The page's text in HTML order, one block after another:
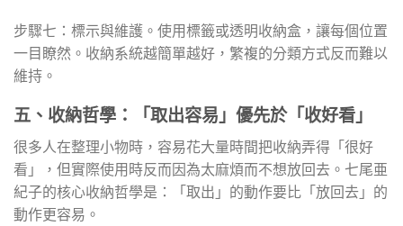
步驟七：標示與維護。使用標籤或透明收納盒，讓每個位置
一目瞭然。收納系統越簡單越好，繁複的分類方式反而難以
維持。
五、收納哲學：「取出容易」優先於「收好看」
很多人在整理小物時，容易花大量時間把收納弄得「很好
看」，但實際使用時反而因為太麻煩而不想放回去。七尾亜
紀子的核心收納哲學是：「取出」的動作要比「放回去」的
動作更容易。